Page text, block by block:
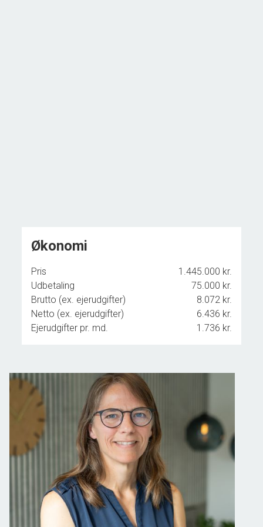
Økonomi
Pris
1.445.000 kr.
Udbetaling
75.000 kr.
Brutto (ex. ejerudgifter)
8.072 kr.
Netto (ex. ejerudgifter)
6.436 kr.
Ejerudgifter pr. md.
1.736 kr.